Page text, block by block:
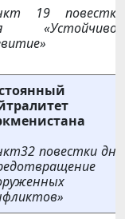
19 повестки
«Устойчивое
повестки дня